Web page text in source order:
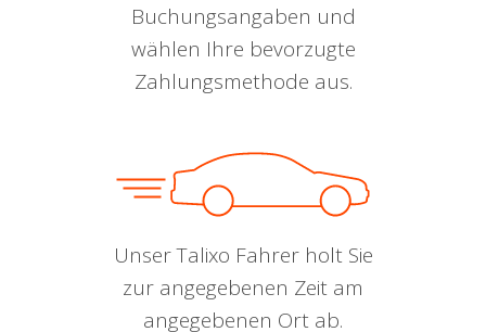
Buchungsangaben und
wählen Ihre bevorzugte
Zahlungsmethode aus.
Unser Talixo Fahrer holt Sie
zur angegebenen Zeit am
angegebenen Ort ab.